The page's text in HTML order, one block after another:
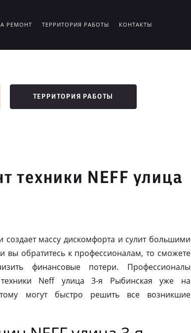
РЕМОНТ ТЕРРИТОРИЯ РАБОТЫ КОНТАКТЫ
ТЕРРИТОРИЯ РАБОТЫ
техники NEFF улица
создает массу дискомфорта и сулит большими
обратитесь к профессионалам, то сможете
финансовые потери. Профессионалы
Neff улица 3-я Рыбинская уже на
могут быстро решить все возникшие